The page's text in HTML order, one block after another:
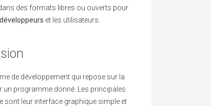
des formats libres ou ouverts pour
développeurs et les utilisateurs.
de développement qui repose sur la
programme donné. Les principales
leur interface graphique simple et